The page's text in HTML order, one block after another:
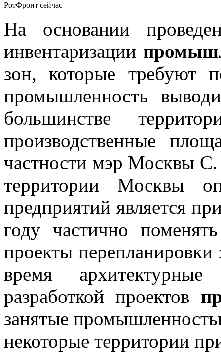
РотФронт сейчас
На основании
инвентаризации
зон, которые требуют
промышленность
большинстве
производственные
частности мэр Москвы С.
территории Москвы
предприятий является
году частично
проекты
время
разработкой проектов
занятые
некоторые территории